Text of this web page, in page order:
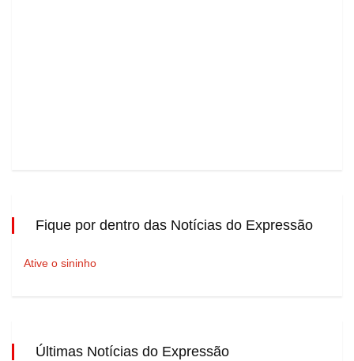
Fique por dentro das Notícias do Expressão
Ative o sininho
Últimas Notícias do Expressão